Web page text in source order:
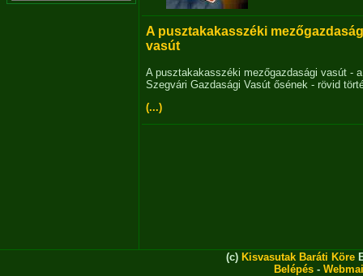
A pusztakakasszéki
vasút
A pusztakakasszéki mezőgazdasági vasút - a
Szegvári Gazdasági Vasút ősének - rövid
(...)
(c) Kisvasutak Baráti Köre
Belépés -